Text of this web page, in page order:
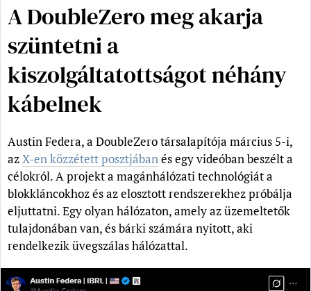
A DoubleZero meg akarja
szüntetni a
kiszolgáltatottságot néhány
kábelnek
Austin Federa, a DoubleZero társalapítója március 5-i,
azX-en közzétett posztjábanés egy videóban beszélt a
célokról. A projekt a magánhálózati technológiát a
blokkláncokhoz és az elosztott rendszerekhez próbálja
eljuttatni. Egy olyan hálózaton, amely az üzemeltetők
tulajdonában van, és bárki számára nyitott, aki
rendelkezik üvegszálas hálózattal.